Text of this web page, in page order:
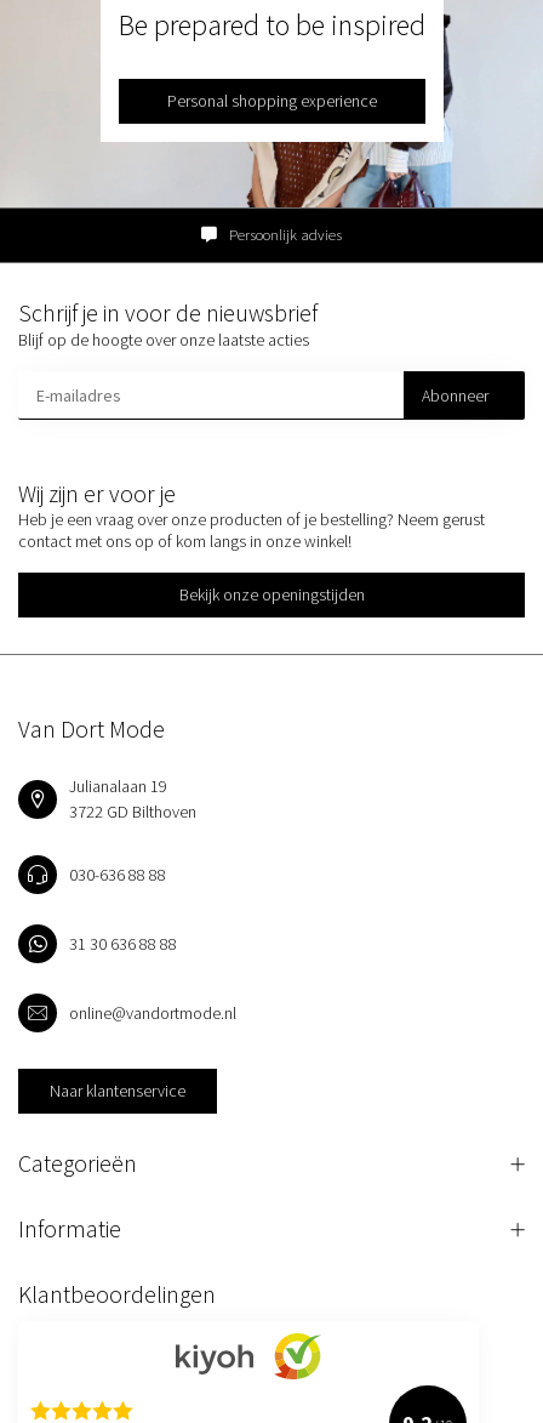
Be prepared to be inspired
Personal shopping experience
Persoonlijk advies
Wij zijn er voor je
Heb je een vraag over onze producten of je bestelling? Neem gerust
contact met ons op of kom langs in onze winkel!
Bekijk onze openingstijden
Schrijf je in voor de nieuwsbrief
Blijf op de hoogte over onze laatste acties
Abonneer
Van Dort Mode
Julianalaan 19
3722 GD Bilthoven
030-636 88 88
31 30 636 88 88
online@vandortmode.nl
Naar klantenservice
Categorieën
Informatie
Klantbeoordelingen